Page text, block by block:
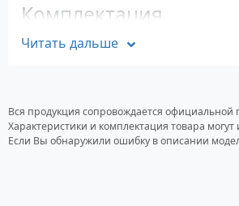
Комплектация
Триммер
Читать дальше
Вся продукция сопровождается официальной
Характеристики и комплектация товара
Если Вы обнаружили ошибку в описании